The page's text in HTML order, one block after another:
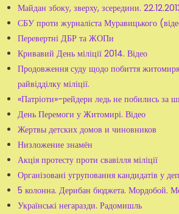
Майдан збоку, зверху, зсередини.
СБУ проти журналіста Муравицького
Перевертні ДБР та ЖОПи
Кривавий День міліції 2014. Відео
Продовження суду щодо побиття
райвідділку міліції.
«Патріоти»-рейдери ледь не побились за
День Перемоги у Житомирі. Відео
Жертвы детских домов и чиновников
Низложение знамён
Акція протесту проти свавілля міліції
Організовані угруповання кандидатів у
5 колонна. Дерибан бюджета. Мордобой.
Українські негаразди. Радомишль